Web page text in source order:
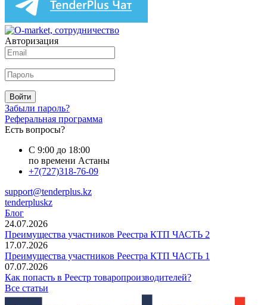
Авторизация
Войти
Забыли пароль?
Реферальная программа
Есть вопросы?
С 9:00 до 18:00
по времени Астаны
+7(727)318-76-09
support@tenderplus.kz
tenderpluskz
Блог
24.07.2026
Преимущества участников Реестра КТП ЧАСТЬ 2
17.07.2026
Преимущества участников Реестра КТП ЧАСТЬ 1
07.07.2026
Как попасть в Реестр товаропроизводителей?
Все статьи